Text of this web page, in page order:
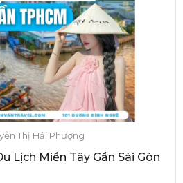
Thị Hải Phượng
Lịch Miền Tây Gần Sài Gòn